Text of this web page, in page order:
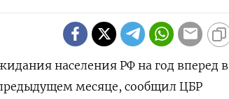
населения РФ на год вперед в
предыдущем месяце, сообщил ЦБР